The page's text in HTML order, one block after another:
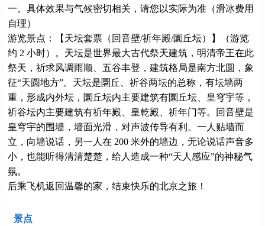
一。具体效果与气候密切相关，请您以实际为准（滑冰费用
自理）
游览景点：【天坛套票（回音壁/祈年殿/圜丘坛）】（游览
约 2 小时）。天坛是世界最大古代祭天建筑，明清帝王在此
祭天，祈求风调雨顺、五谷丰登，建筑格局是南方北圆，象
征“天圆地方”。天坛是圜丘、祈谷两坛的总称，有坛墙两
重，形成内外坛，圜丘坛内主要建筑有圜丘坛、皇穹宇等，
祈谷坛内主要建筑有祈年殿、皇乾殿、祈年门等。回音壁是
皇穹宇的围墙，墙面光滑，对声波传导有利。一人贴墙而
立，向墙说话，另一人在 200 米外的墙边，无论说话声音多
小，也能听得清清楚楚，给人造成一种“天人感应”的神秘气
氛。
后乘飞机返回温馨的家，结束快乐的北京之旅！
景点